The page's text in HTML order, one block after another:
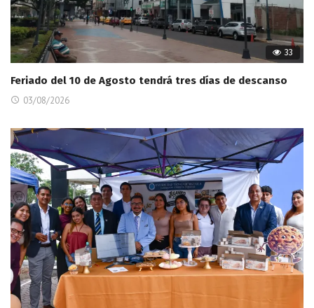
33
Feriado del 10 de Agosto tendrá tres días de descanso
03/08/2026